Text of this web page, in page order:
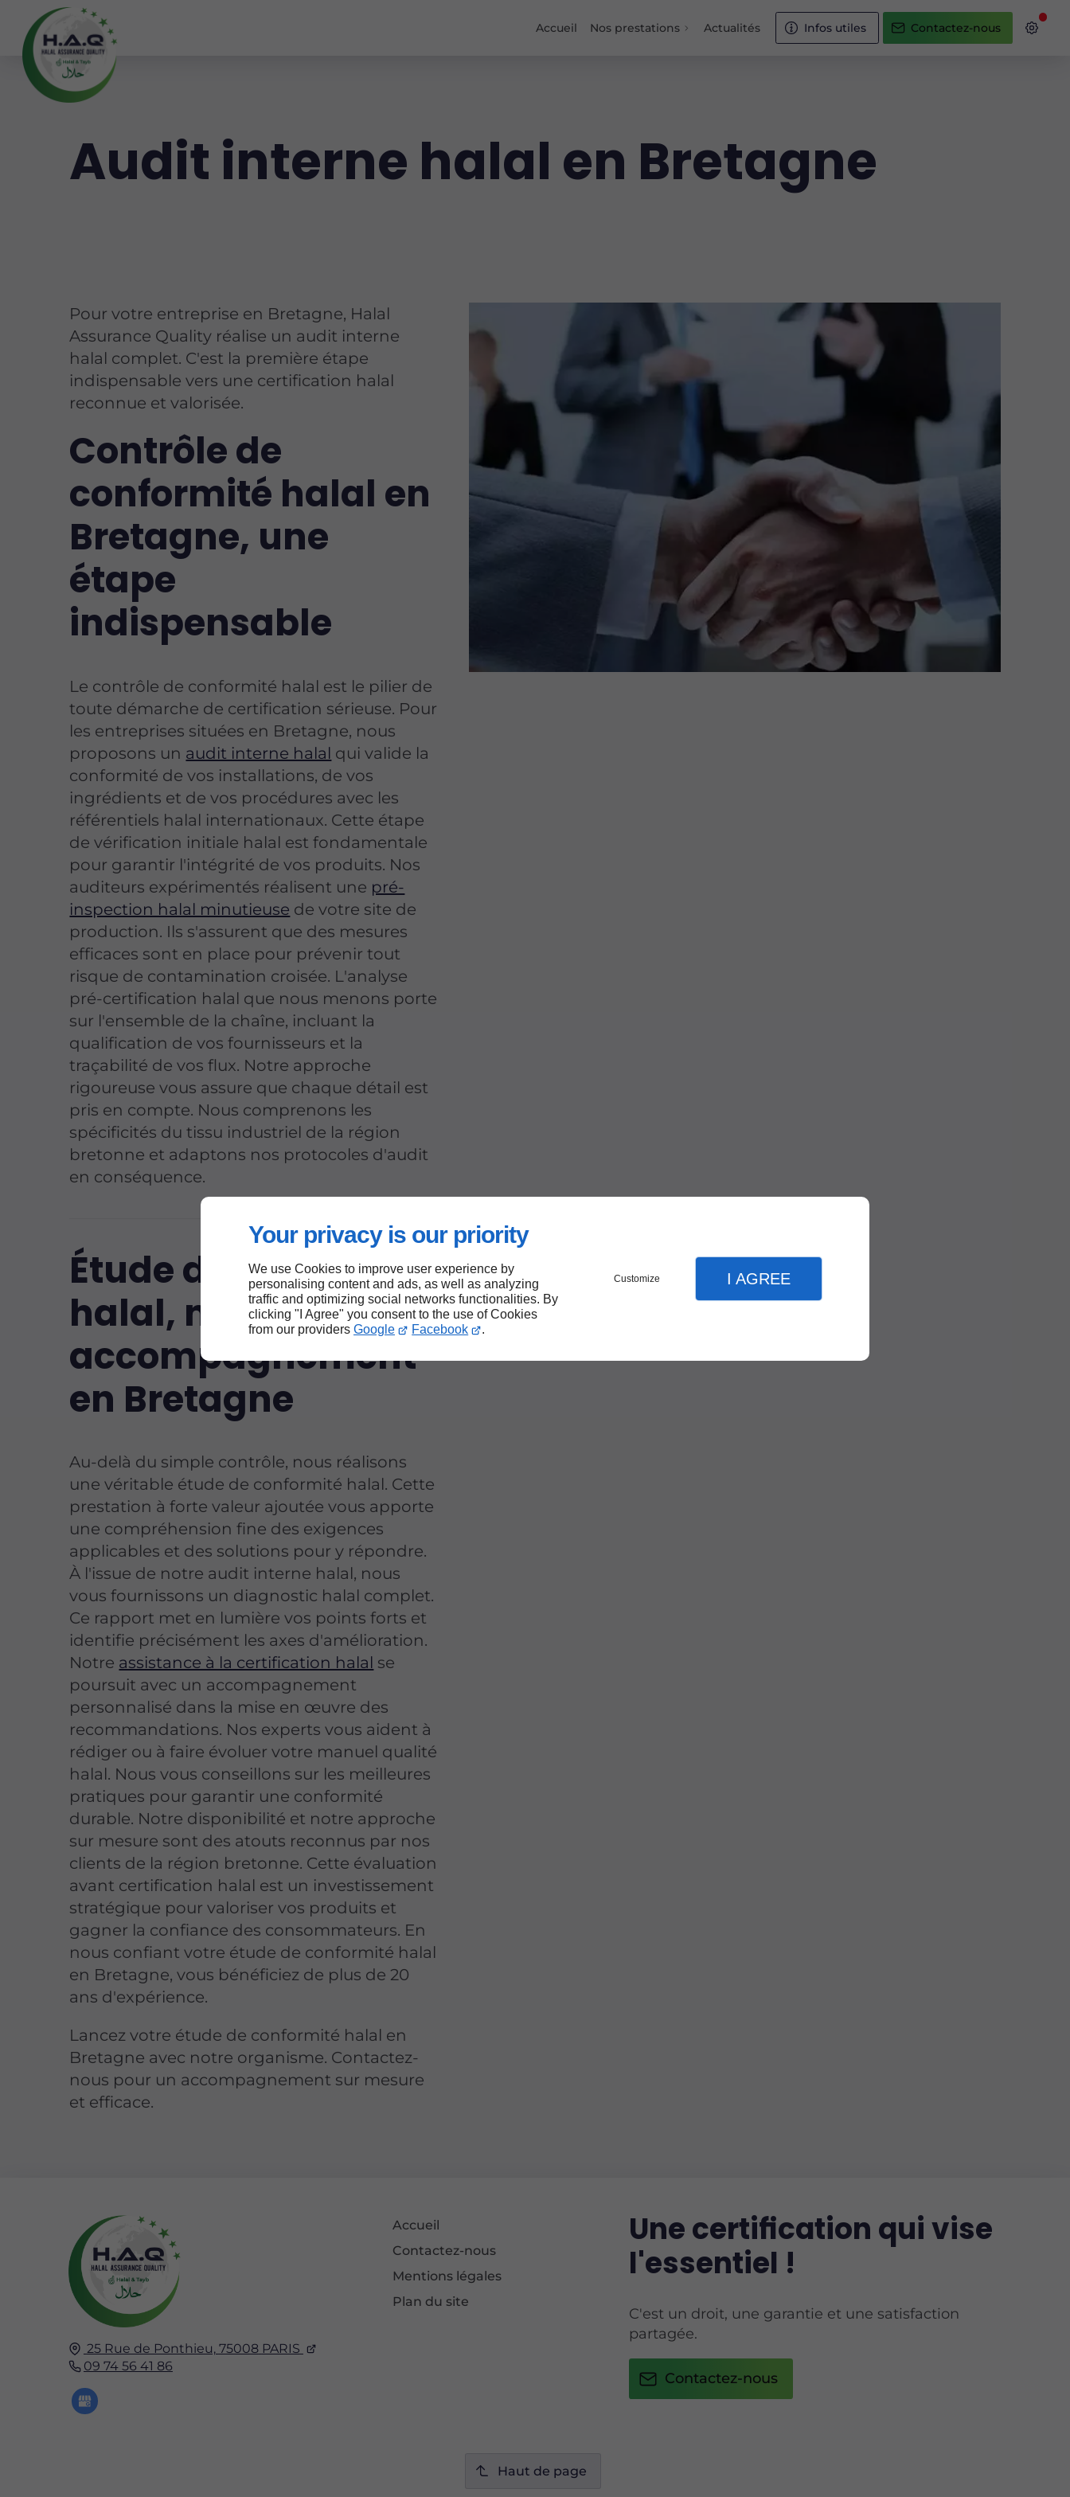
Your privacy is our priority
We use Cookies to improve user experience by
personalising content and ads, as well as analyzing
traffic and optimizing social networks functionalities. By
clicking "I Agree" you consent to the use of Cookies
from our providers Google Facebook .
Customize I AGREE
Accueil Nos prestations Actualités Infos utiles Contactez-nous
Audit interne halal en Bretagne
Pour votre entreprise en Bretagne, Halal
Assurance Quality réalise un audit interne
halal complet. C'est la première étape
indispensable vers une certification halal
reconnue et valorisée.
Contrôle de
conformité halal en
Bretagne, une
étape
indispensable
Le contrôle de conformité halal est le pilier de
toute démarche de certification sérieuse. Pour
les entreprises situées en Bretagne, nous
proposons un audit interne halal qui valide la
conformité de vos installations, de vos
ingrédients et de vos procédures avec les
référentiels halal internationaux. Cette étape
de vérification initiale halal est fondamentale
pour garantir l'intégrité de vos produits. Nos
auditeurs expérimentés réalisent une pré-
inspection halal minutieuse de votre site de
production. Ils s'assurent que des mesures
efficaces sont en place pour prévenir tout
risque de contamination croisée. L'analyse
pré-certification halal que nous menons porte
sur l'ensemble de la chaîne, incluant la
qualification de vos fournisseurs et la
traçabilité de vos flux. Notre approche
rigoureuse vous assure que chaque détail est
pris en compte. Nous comprenons les
spécificités du tissu industriel de la région
bretonne et adaptons nos protocoles d'audit
en conséquence.
Étude de conformité
halal, notre
accompagnement
en Bretagne
Au-delà du simple contrôle, nous réalisons
une véritable étude de conformité halal. Cette
prestation à forte valeur ajoutée vous apporte
une compréhension fine des exigences
applicables et des solutions pour y répondre.
À l'issue de notre audit interne halal, nous
vous fournissons un diagnostic halal complet.
Ce rapport met en lumière vos points forts et
identifie précisément les axes d'amélioration.
Notre assistance à la certification halal se
poursuit avec un accompagnement
personnalisé dans la mise en œuvre des
recommandations. Nos experts vous aident à
rédiger ou à faire évoluer votre manuel qualité
halal. Nous vous conseillons sur les meilleures
pratiques pour garantir une conformité
durable. Notre disponibilité et notre approche
sur mesure sont des atouts reconnus par nos
clients de la région bretonne. Cette évaluation
avant certification halal est un investissement
stratégique pour valoriser vos produits et
gagner la confiance des consommateurs. En
nous confiant votre étude de conformité halal
en Bretagne, vous bénéficiez de plus de 20
ans d'expérience.
Lancez votre étude de conformité halal en
Bretagne avec notre organisme. Contactez-
nous pour un accompagnement sur mesure
et efficace.
25 Rue de Ponthieu, 75008 PARIS
09 74 56 41 86
Accueil
Contactez-nous
Mentions légales
Plan du site
Une certification qui vise
l'essentiel !
C'est un droit, une garantie et une satisfaction
partagée.
Contactez-nous
Haut de page